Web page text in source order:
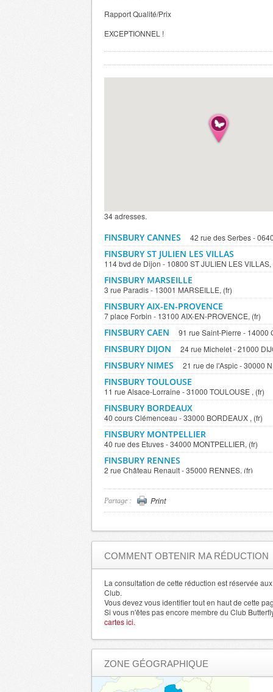
Rapport Qualité/Prix
EXCEPTIONNEL !
34 adresses.
FINSBURY CANNES 42 rue des Serbes -
FINSBURY ST JULIEN LES VILLAS
114 bvd de Dijon - 10800 ST JULIEN LES VILLAS,
FINSBURY MARSEILLE
3 rue Paradis - 13001 MARSEILLE, (fr)
FINSBURY AIX-EN-PROVENCE
7 place Forbin - 13100 AIX-EN-PROVENCE, (fr)
FINSBURY CAEN 91 rue Saint-Pierre - 14000
FINSBURY DIJON 24 rue Michelet - 21000
FINSBURY NIMES 21 rue de l'Aspic - 30000
FINSBURY TOULOUSE
11 rue Alsace-Lorraine - 31000 TOULOUSE , (fr)
FINSBURY BORDEAUX
40 cours Clémenceau - 33000 BORDEAUX , (fr)
FINSBURY MONTPELLIER
40 rue des Etuves - 34000 MONTPELLIER, (fr)
FINSBURY RENNES
2 rue Château Renault - 35000 RENNES, (fr)
FINSBURY NANTES 2 rue Racine - 44000
FINSBURY REIMS
FINSBURY LYON
FINSBURY PARIS OPERA
22 avenue de l'Opéra - 75001 PARIS, (fr)
FINSBURY PARIS BOURSE
17 rue des Petits Champs - 75001 PARIS, (fr)
FINSBURY PARIS LE MARAIS
3 rue de Rivoli - 75004 PARIS, (fr)
FINSBURY PARIS MONTPARNASSE
112 bis rue de Rennes - 75006 PARIS, (fr)
FINSBURY PARIS SAINT-GERMAIN
136 boulevard Saint-Germain - 75006 PARIS, (fr)
Partage : Print
COMMENT OBTENIR MA RÉDUCTION
La consultation de cette réduction est réservée
Club.
Vous devez vous identifier tout en haut de cette
Si vous n'êtes pas encore membre du Club
cartes ici.
ZONE GÉOGRAPHIQUE